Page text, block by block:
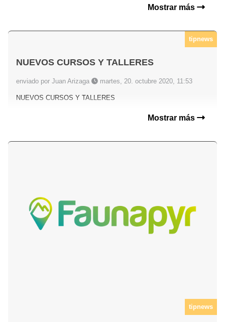
Mostrar más
tipnews
NUEVOS CURSOS Y TALLERES
enviado por Juan Arizaga martes, 20. octubre 2020, 11:53
NUEVOS CURSOS Y TALLERES
Mostrar más
tipnews